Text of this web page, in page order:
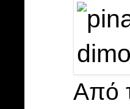
Από